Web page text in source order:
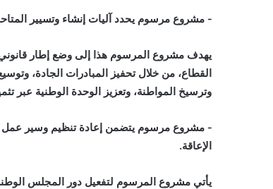
‐ مشروع مرسوم يحدد آليات إنشاء وتسيير
يهدف مشروع المرسوم هذا إلى وضع إطار
القطاع، من خلال تحفيز المبادرات الجادة،
وترسيخ المواطنة، وتعزيز الوحدة الوطنية عبر
‐ مشروع مرسوم يتضمن إعادة تنظيم وسير عمل
الإعاقة.
يأتي مشروع المرسوم لتفعيل دور المجلس